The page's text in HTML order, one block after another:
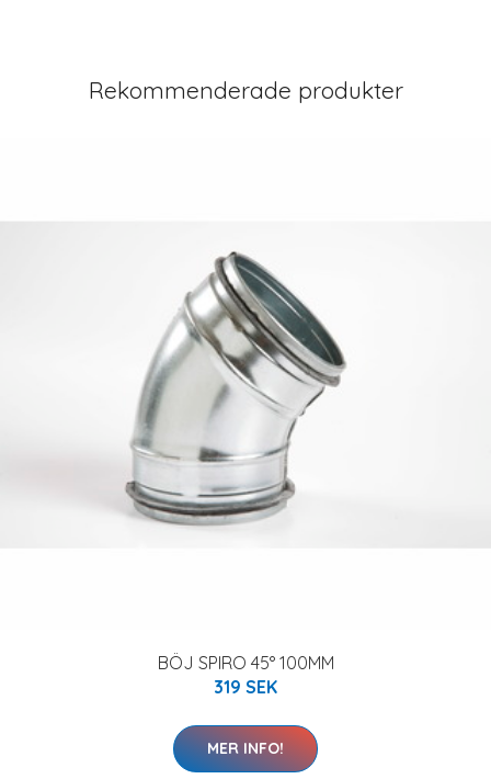
Rekommenderade produkter
BÖJ SPIRO 45° 100MM
319 SEK
MER INFO!